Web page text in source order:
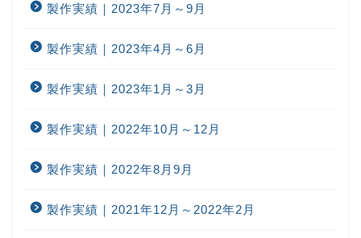
製作実績｜2023年7月～9月
製作実績｜2023年4月～6月
製作実績｜2023年1月～3月
製作実績｜2022年10月～12月
製作実績｜2022年8月9月
製作実績｜2021年12月～2022年2月